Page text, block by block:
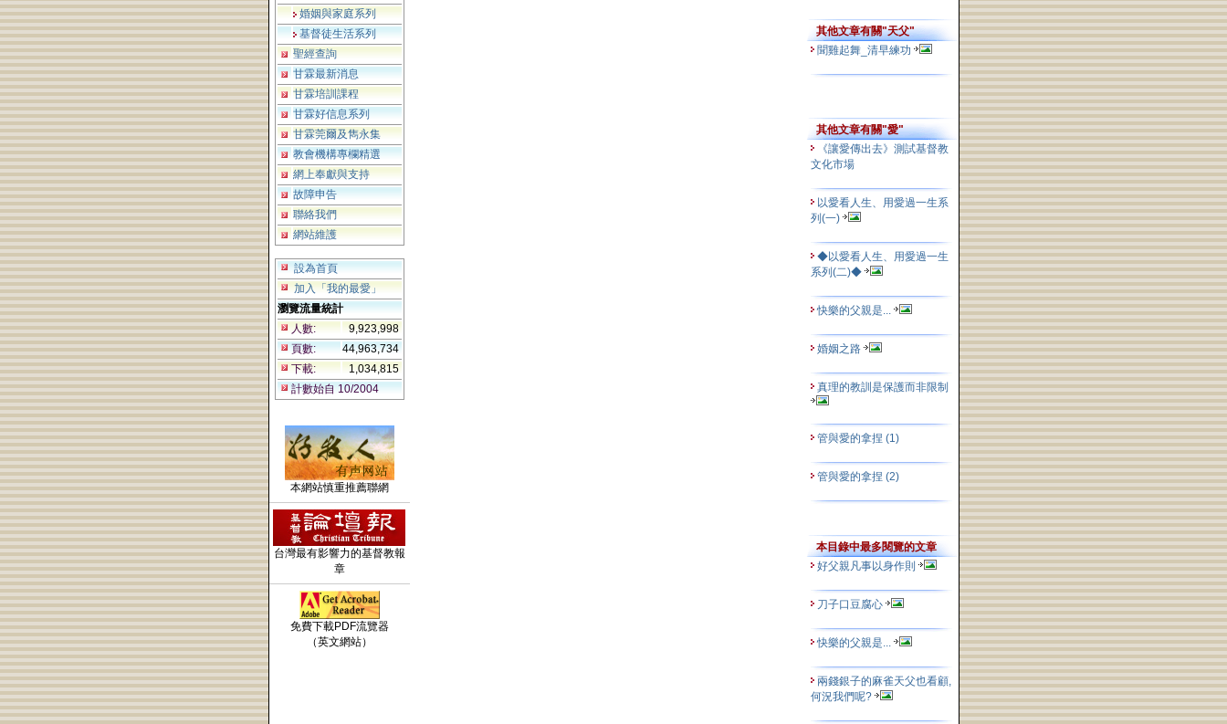
婚姻與家庭系列
基督徒生活系列
聖經查詢
甘霖最新消息
甘霖培訓課程
甘霖好信息系列
甘霖莞爾及雋永集
教會機構專欄精選
網上奉獻與支持
故障申告
聯絡我們
網站維護
設為首頁
加入「我的最愛」
瀏覽流量統計
人數:
9,923,998
頁數:
44,963,734
下載:
1,034,815
計數始自 10/2004
本網站慎重推薦聯網
台灣最有影響力的基督教報
章
免費下載PDF流覽器
（英文網站）
其他文章有關"天父"
聞雞起舞_清早練功
其他文章有關"愛"
《讓愛傳出去》測試基督教
文化市場
以愛看人生、用愛過一生系
列(一)
◆以愛看人生、用愛過一生
系列(二)◆
快樂的父親是...
婚姻之路
真理的教訓是保護而非限制
管與愛的拿捏 (1)
管與愛的拿捏 (2)
本目錄中最多閱覽的文章
好父親凡事以身作則
刀子口豆腐心
快樂的父親是...
兩錢銀子的麻雀天父也看顧,
何況我們呢?